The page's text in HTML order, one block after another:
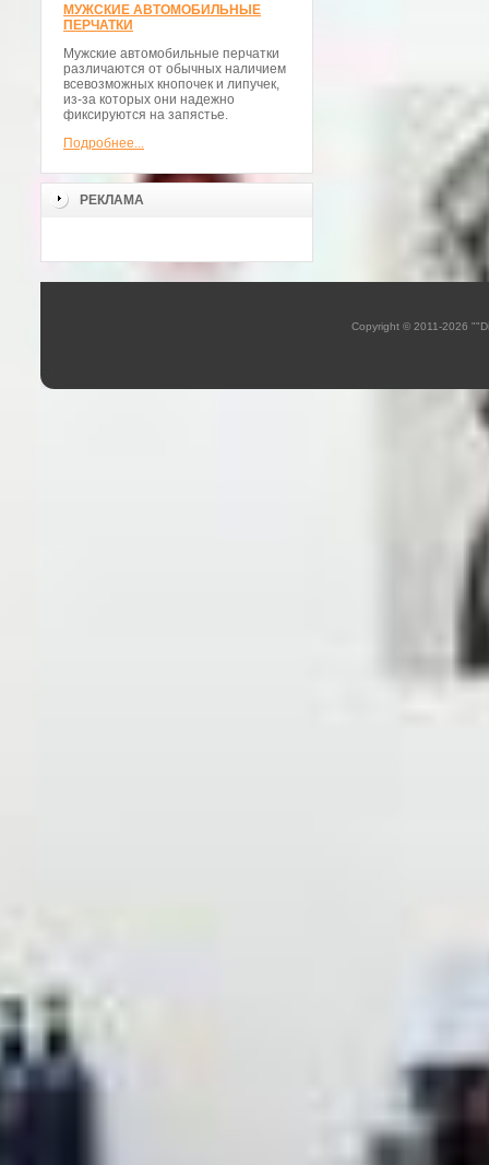
МУЖСКИЕ АВТОМОБИЛЬНЫЕ
ПЕРЧАТКИ
Мужские автомобильные перчатки
различаются от обычных наличием
всевозможных кнопочек и липучек,
из-за которых они надежно
фиксируются на запястье.
Подробнее...
РЕКЛАМА
Copyright © 2011-2026